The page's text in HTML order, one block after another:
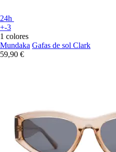
24h
+-3
1 colores
Mundaka Gafas de sol Clark
59,90 €